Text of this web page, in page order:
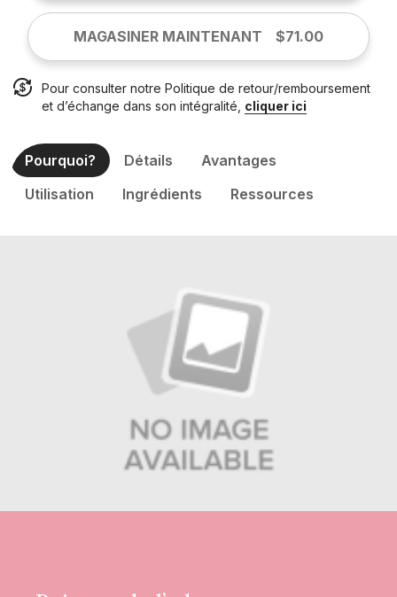
MAGASINER MAINTENANT $71.00
Pour consulter notre Politique de retour/remboursement
et d’échange dans son intégralité, cliquer ici
Pourquoi? Détails
Avantages
Utilisation
Ingrédients Ressources